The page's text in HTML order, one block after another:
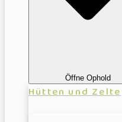
Öffne Ophold
Hütten und Zelte